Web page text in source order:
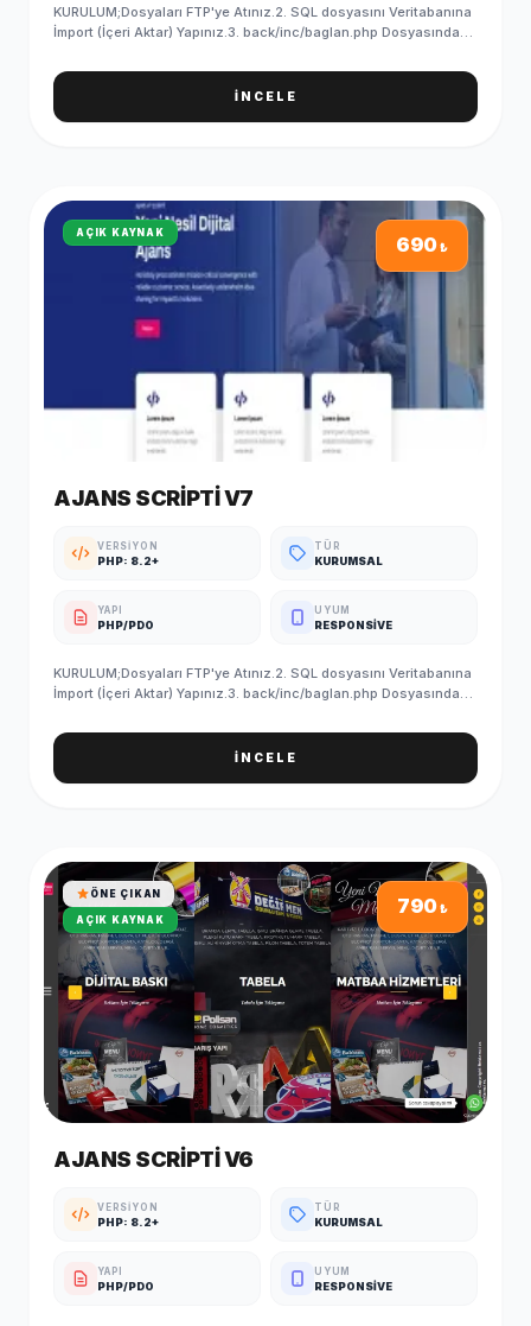
KURULUM;Dosyaları FTP'ye Atınız.2. SQL dosyasını Veritabanına
İmport (İçeri Aktar) Yapınız.3. back/inc/baglan.php Dosyasındaki
PHPMYADMIN/ayar tablosundan site linkinizi yazmayı
unutmayın5. Kurulum Başarıyla Tamamlanmıştır. ADMIN GİRİŞ
BİLGİLERİ (Standart);Admin Paneli : http://siteadi.com/ControlE-
İNCELE
AÇIK KAYNAK 690₺
AJANS SCRIPTI V7
VERSIYON
PHP: 8.2+
TÜR
KURUMSAL
YAPI
PHP/PDO
UYUM
RESPONSIVE
KURULUM;Dosyaları FTP'ye Atınız.2. SQL dosyasını Veritabanına
İmport (İçeri Aktar) Yapınız.3. back/inc/baglan.php Dosyasındaki
PHPMYADMIN/ayar tablosundan site linkinizi yazmayı
unutmayın5. Kurulum Başarıyla Tamamlanmıştır. ADMIN GİRİŞ
BİLGİLERİ (Standart);Admin Paneli : http://siteadi.com/ControlE-
çalışmaz.
İNCELE
ÖNE ÇIKAN
AÇIK KAYNAK
790₺
AJANS SCRIPTI V6
VERSIYON
PHP: 8.2+
TÜR
KURUMSAL
YAPI
PHP/PDO
UYUM
RESPONSIVE